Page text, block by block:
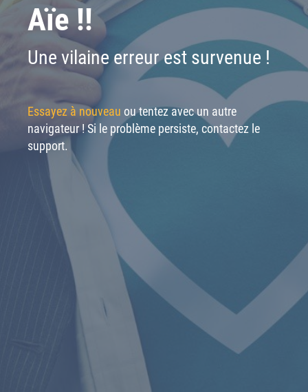
Aïe !!
Une vilaine erreur est survenue !
Essayez à nouveau ou tentez avec un autre
navigateur ! Si le problème persiste, contactez le
support.